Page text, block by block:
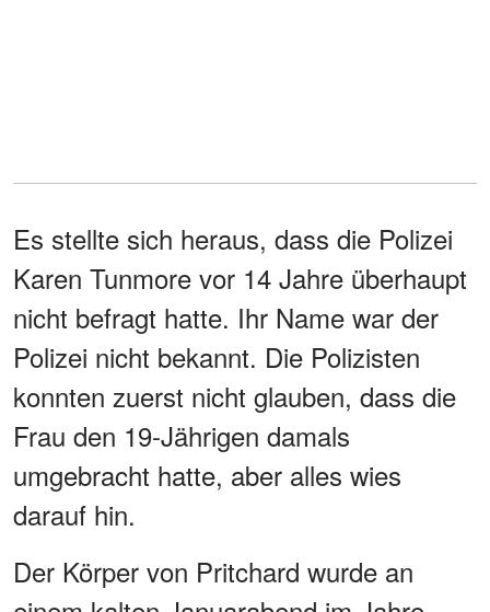
Es stellte sich heraus, dass die Polizei
Karen Tunmore vor 14 Jahre überhaupt
nicht befragt hatte. Ihr Name war der
Polizei nicht bekannt. Die Polizisten
konnten zuerst nicht glauben, dass die
Frau den 19-Jährigen damals
umgebracht hatte, aber alles wies
darauf hin.
Der Körper von Pritchard wurde an